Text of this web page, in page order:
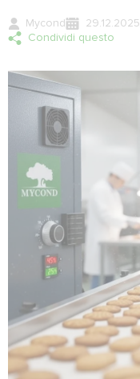
Mycond 29.12.2025
Condividi questo